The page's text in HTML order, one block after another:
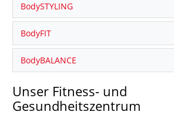
BodySTYLING
BodyFIT
BodyBALANCE
Unser Fitness- und
Gesundheitszentrum